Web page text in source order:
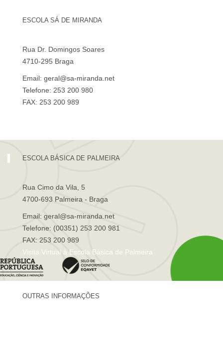
ESCOLA SÁ DE MIRANDA
Rua Dr. Domingos Soares
4710-295 Braga
Email: geral@sa-miranda.net
Telefone: 253 200 980
FAX: 253 200 989
ESCOLA BÁSICA DE PALMEIRA
Rua Cimo da Vila, 5
4700-693 Palmeira - Braga
Email: geral@sa-miranda.net
Telefone: (00351) 253 200 981
FAX: 253 200 989
Visita Virtual à Escola Básica de Palmeira
OUTRAS INFORMAÇÕES